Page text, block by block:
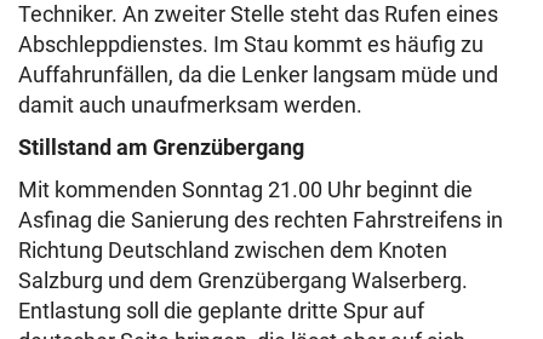
Techniker. An zweiter Stelle steht das Rufen eines
Abschleppdienstes. Im Stau kommt es häufig zu
Auffahrunfällen, da die Lenker langsam müde und
damit auch unaufmerksam werden.
Stillstand am Grenzübergang
Mit kommenden Sonntag 21.00 Uhr beginnt die
Asfinag die Sanierung des rechten Fahrstreifens in
Richtung Deutschland zwischen dem Knoten
Salzburg und dem Grenzübergang Walserberg.
Entlastung soll die geplante dritte Spur auf